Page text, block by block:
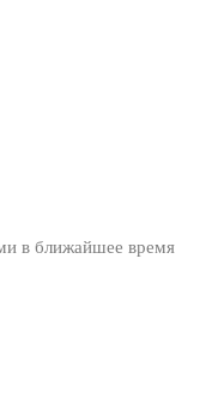
в ближайшее время